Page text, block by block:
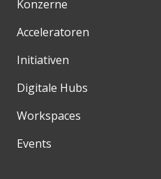
Konzerne
Acceleratoren
Initiativen
Digitale Hubs
Workspaces
Events